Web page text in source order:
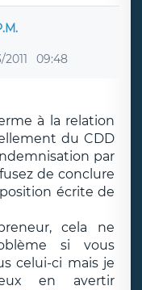
09:48
à la relation
du CDD
par
de conclure
écrite de
cela ne
si vous
celui-ci mais je
en avertir